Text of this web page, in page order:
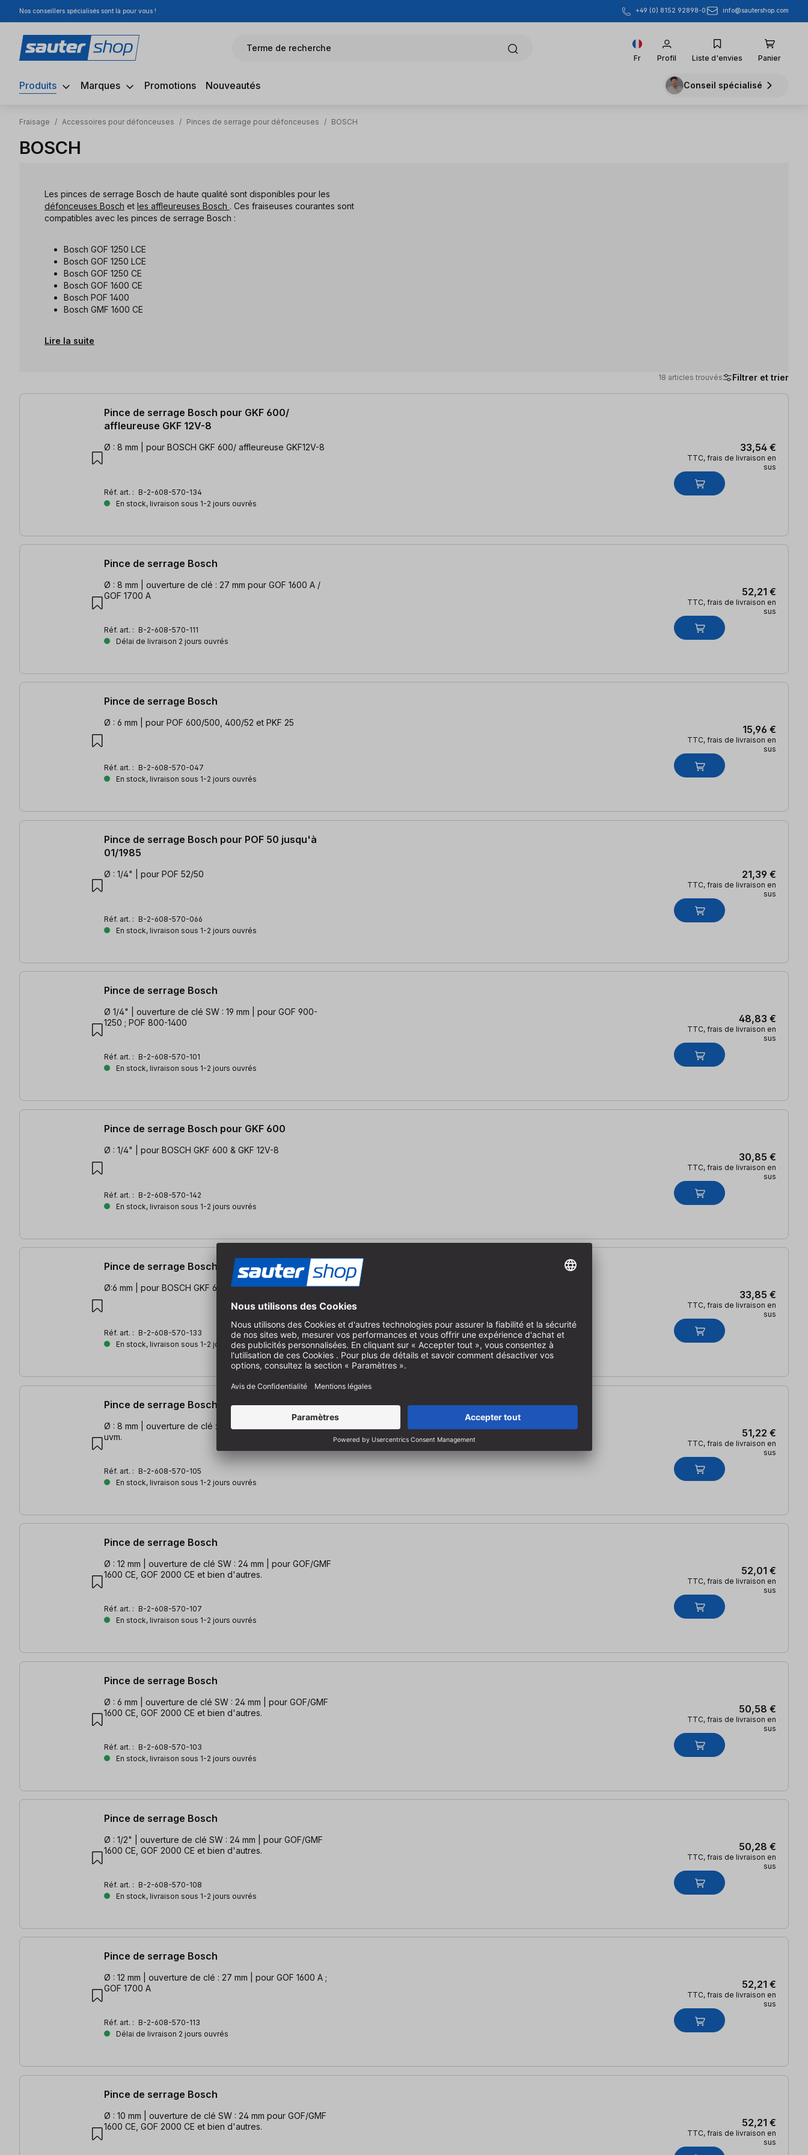
au contenu principal
Passer à la recherche
Passer à la navigation principale
Nos conseillers spécialisés sont là pour vous ! +49 (0) 8152 92898-0 info@sautershop.com
Terme de recherche
Fr Profil Liste d'envies Panier
Produits Marques Promotions Nouveautés Conseil spécialisé
Fraisage / Accessoires pour défonceuses / Pinces de serrage pour défonceuses / BOSCH
BOSCH
Les pinces de serrage Bosch de haute qualité sont disponibles pour les
défonceuses Bosch et les affleureuses Bosch . Ces fraiseuses courantes sont
compatibles avec les pinces de serrage Bosch :
Bosch GOF 1250 LCE
Bosch GOF 1250 LCE
Bosch GOF 1250 CE
Bosch GOF 1600 CE
Bosch POF 1400
Bosch GMF 1600 CE
Lire la suite
18 articles trouvés Filtrer et trier
18 articles trouvés
Pince de serrage Bosch pour GKF 600/
affleureuse GKF 12V-8
Ø : 8 mm | pour BOSCH GKF 600/ affleureuse GKF12V-8
Réf. art. : B-2-608-570-134
En stock, livraison sous 1-2 jours ouvrés
33,54 €
TTC, frais de livraison en
sus
Pince de serrage Bosch
Ø : 8 mm | ouverture de clé : 27 mm pour GOF 1600 A /
GOF 1700 A
Réf. art. : B-2-608-570-111
Délai de livraison 2 jours ouvrés
52,21 €
TTC, frais de livraison en
sus
Pince de serrage Bosch
Ø : 6 mm | pour POF 600/500, 400/52 et PKF 25
Réf. art. : B-2-608-570-047
En stock, livraison sous 1-2 jours ouvrés
15,96 €
TTC, frais de livraison en
sus
Pince de serrage Bosch pour POF 50 jusqu'à
01/1985
Ø : 1/4" | pour POF 52/50
Réf. art. : B-2-608-570-066
En stock, livraison sous 1-2 jours ouvrés
21,39 €
TTC, frais de livraison en
sus
Pince de serrage Bosch
Ø 1/4" | ouverture de clé SW : 19 mm | pour GOF 900-
1250 ; POF 800-1400
Réf. art. : B-2-608-570-101
En stock, livraison sous 1-2 jours ouvrés
48,83 €
TTC, frais de livraison en
sus
Pince de serrage Bosch pour GKF 600
Ø : 1/4" | pour BOSCH GKF 600 & GKF 12V-8
Réf. art. : B-2-608-570-142
En stock, livraison sous 1-2 jours ouvrés
30,85 €
TTC, frais de livraison en
sus
Pince de serrage Bosch pour GKF 600
Ø:6 mm | pour BOSCH GKF 600 & GKF12V
Réf. art. : B-2-608-570-133
En stock, livraison sous 1-2 jours ouvrés
33,85 €
TTC, frais de livraison en
sus
Pince de serrage Bosch
Ø : 8 mm | ouverture de clé : 24 mm | pour GOF 1600 CE
uvm.
Réf. art. : B-2-608-570-105
En stock, livraison sous 1-2 jours ouvrés
51,22 €
TTC, frais de livraison en
sus
Pince de serrage Bosch
Ø : 12 mm | ouverture de clé SW : 24 mm | pour GOF/GMF
1600 CE, GOF 2000 CE et bien d'autres.
Réf. art. : B-2-608-570-107
En stock, livraison sous 1-2 jours ouvrés
52,01 €
TTC, frais de livraison en
sus
Pince de serrage Bosch
Ø : 6 mm | ouverture de clé SW : 24 mm | pour GOF/GMF
1600 CE, GOF 2000 CE et bien d'autres.
Réf. art. : B-2-608-570-103
En stock, livraison sous 1-2 jours ouvrés
50,58 €
TTC, frais de livraison en
sus
Pince de serrage Bosch
Ø : 1/2" | ouverture de clé SW : 24 mm | pour GOF/GMF
1600 CE, GOF 2000 CE et bien d'autres.
Réf. art. : B-2-608-570-108
En stock, livraison sous 1-2 jours ouvrés
50,28 €
TTC, frais de livraison en
sus
Pince de serrage Bosch
Ø : 12 mm | ouverture de clé : 27 mm | pour GOF 1600 A ;
GOF 1700 A
Réf. art. : B-2-608-570-113
Délai de livraison 2 jours ouvrés
52,21 €
TTC, frais de livraison en
sus
Pince de serrage Bosch
Ø : 10 mm | ouverture de clé SW : 24 mm pour GOF/GMF
1600 CE, GOF 2000 CE et bien d'autres.
52,21 €
TTC, frais de livraison en
sus